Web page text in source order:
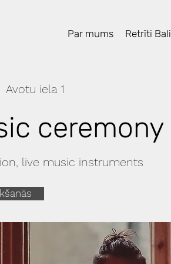
Par mums Retrīti Bali
Avotu iela 1
ceremony
live music instruments